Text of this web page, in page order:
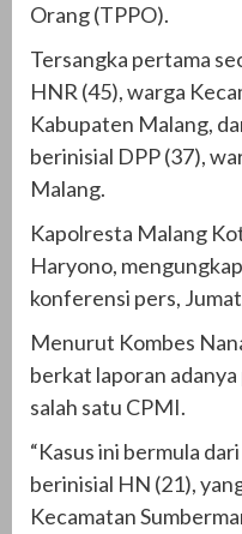
Orang (TPPO).
Tersangka pertama
HNR (45), warga
Kabupaten Malang,
berinisial DPP (37),
Malang.
Kapolresta Malang
Haryono,
konferensi pers,
Menurut Kombes
berkat laporan
salah satu CPMI.
“Kasus ini bermula
berinisial HN (21),
Kecamatan